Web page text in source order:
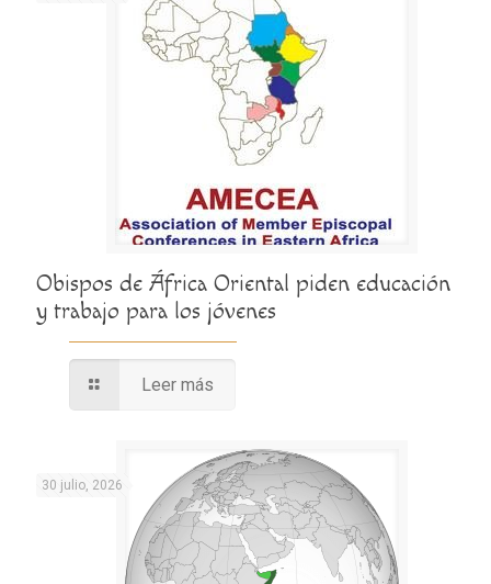
Obispos de África Oriental piden educación
y trabajo para los jóvenes
Leer más
30 julio, 2026